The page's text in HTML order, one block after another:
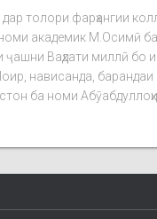
толори фарҳангии
академик М.Осимӣ
ҷашни Ваҳдати миллӣ бо
нависанда, барандаи
ба номи Абӯабдуллоҳи